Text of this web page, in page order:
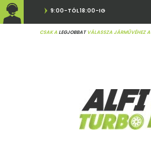
9:00-TÓL 18:00-IG
CSAK ALEGJOBBATVÁLASSZA JÁRMŰVÉHEZ A